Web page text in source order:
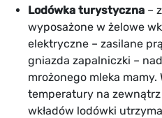
Lodówka turystyczna –
wyposażone w żelowe
elektryczne – zasilane
gniazda zapalniczki –
mrożonego mleka mamy.
temperatury na
wkładów lodówki